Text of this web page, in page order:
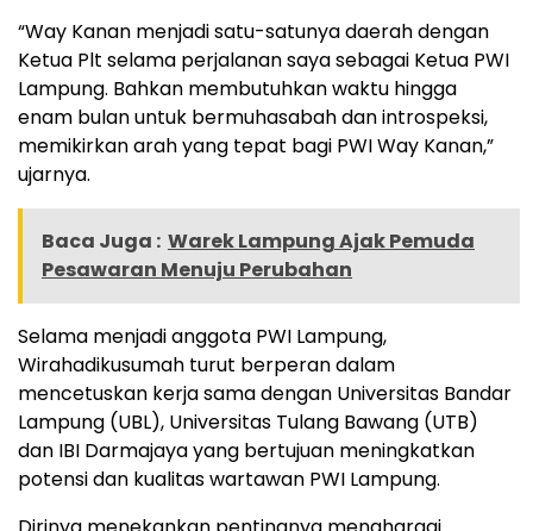
“Way Kanan menjadi satu-satunya daerah dengan
Ketua Plt selama perjalanan saya sebagai Ketua PWI
Lampung. Bahkan membutuhkan waktu hingga
enam bulan untuk bermuhasabah dan introspeksi,
memikirkan arah yang tepat bagi PWI Way Kanan,”
ujarnya.
Baca Juga : Warek Lampung Ajak Pemuda
Pesawaran Menuju Perubahan
Selama menjadi anggota PWI Lampung,
Wirahadikusumah turut berperan dalam
mencetuskan kerja sama dengan Universitas Bandar
Lampung (UBL), Universitas Tulang Bawang (UTB)
dan IBI Darmajaya yang bertujuan meningkatkan
potensi dan kualitas wartawan PWI Lampung.